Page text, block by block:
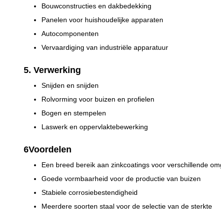
Bouwconstructies en dakbedekking
Panelen voor huishoudelijke apparaten
Autocomponenten
Vervaardiging van industriële apparatuur
5. Verwerking
Snijden en snijden
Rolvorming voor buizen en profielen
Bogen en stempelen
Laswerk en oppervlaktebewerking
6Voordelen
Een breed bereik aan zinkcoatings voor verschillende
Goede vormbaarheid voor de productie van buizen
Stabiele corrosiebestendigheid
Meerdere soorten staal voor de selectie van de sterkte